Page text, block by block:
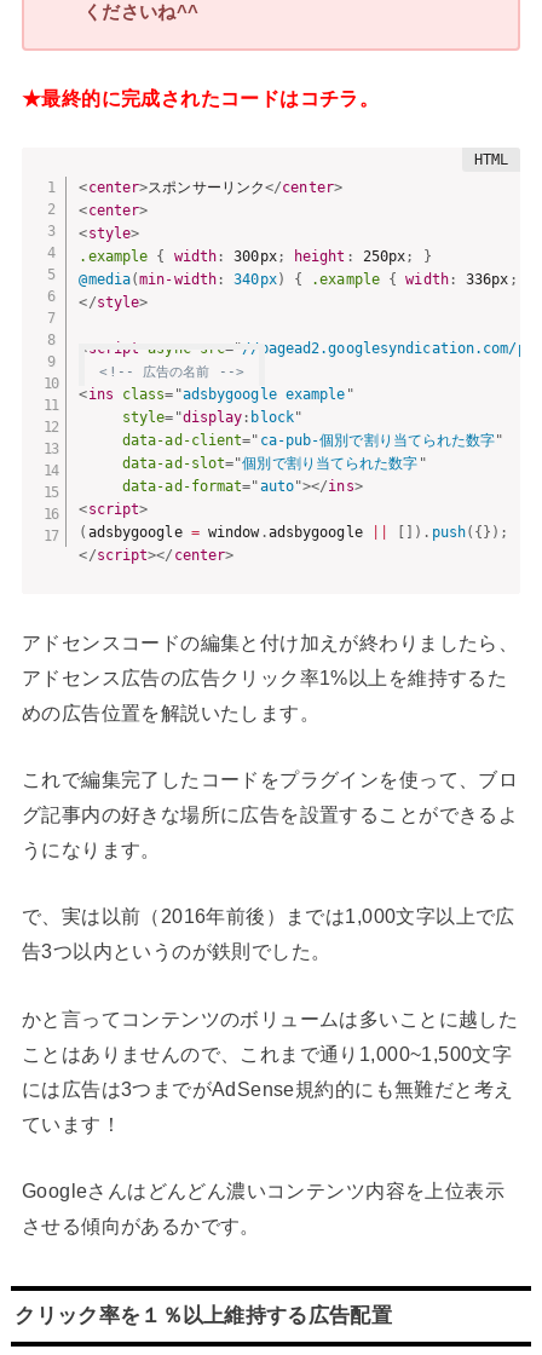
くださいね^^
★最終的に完成されたコードはコチラ。
<center>スポンサーリンク</center>
<center>
<style>
.example { width : 300px; height : 250px;
}
@media(min-width : 340px) { .example { width: 336px ;
</style>
<script async src="//pagead2.googlesyndication.com/
<!-- 広告の名前 -->
<ins class= "adsbygoogle example "
style="display : block"
data-ad-client=" ca-pub-個別で割り当てられた数字"
data-ad-slot="個別で割り当てられた数字 "
data-ad-format="auto"></ins>
<script>
( adsbygoogle = window.adsbygoogle [ ] ) . push( {} ) ;
</script></ center>
アドセンスコードの編集と付け加えが終わりましたら、
アドセンス広告の広告クリック率1%以上を維持するた
めの広告位置を解説いたします。
これで編集完了したコードをプラグインを使って、ブロ
グ記事内の好きな場所に広告を設置することができるよ
うになります。
で、実は以前（2016年前後）までは1,000文字以上で広
告3つ以内というのが鉄則でした。
かと言ってコンテンツのボリュームは多いことに越した
ことはありませんので、これまで通り1,000~1,500文字
には広告は3つまでがAdSense規約的にも無難だと考え
ています！
Googleさんはどんどん濃いコンテンツ内容を上位表示
させる傾向があるかです。
クリック率を１％以上維持する広告配置